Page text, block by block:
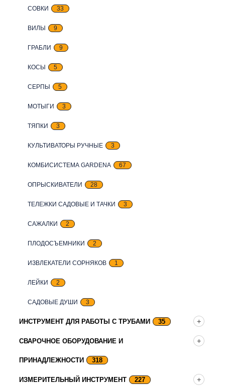
СОВКИ 33
ВИЛЫ 9
ГРАБЛИ 9
КОСЫ 5
СЕРПЫ 5
МОТЫГИ 3
ТЯПКИ 3
КУЛЬТИВАТОРЫ РУЧНЫЕ 3
КОМБИСИСТЕМА GARDENA 67
ОПРЫСКИВАТЕЛИ 28
ТЕЛЕЖКИ САДОВЫЕ И ТАЧКИ 3
САЖАЛКИ 2
ПЛОДОСЪЕМНИКИ 2
ИЗВЛЕКАТЕЛИ СОРНЯКОВ 1
ЛЕЙКИ 2
САДОВЫЕ ДУШИ 3
ИНСТРУМЕНТ ДЛЯ РАБОТЫ С ТРУБАМИ 35
СВАРОЧНОЕ ОБОРУДОВАНИЕ И
ПРИНАДЛЕЖНОСТИ 318
ИЗМЕРИТЕЛЬНЫЙ ИНСТРУМЕНТ 227